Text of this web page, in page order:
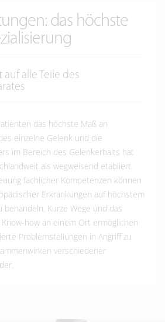
das höchste
alle Teile des
das höchste Maß an
einzelne Gelenk und die
im Bereich des Gelenkerhalts hat
als wegweisend etabliert.
fachlicher Kompetenzen können
Erkrankungen auf höchstem
behandeln. Kurze Wege und das
how an einem Ort ermöglichen
Problemstellungen in Angriff zu
verschiedener
bei MedArtes
des Schultergelenkes
hohen Komplexität des Gelenks
Technik.